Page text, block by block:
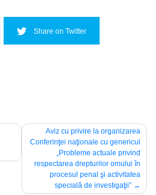
Share on Twitter
Aviz cu privire la organizarea
Conferinţei naţionale cu genericul
„Probleme actuale privind
respectarea drepturilor omului în
procesul penal şi activitatea
specială de investigaţii”